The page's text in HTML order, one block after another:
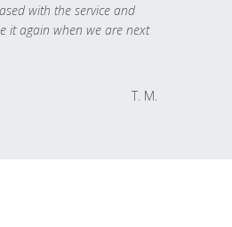
with the service and
it again when we are next
T. M.